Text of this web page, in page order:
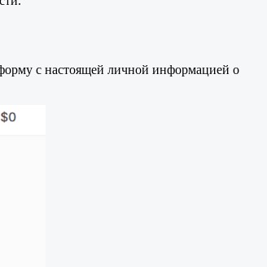
с настоящей личной информацией о